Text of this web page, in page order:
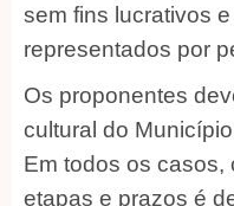
sem fins lucrativos
representados por
Os proponentes
cultural do
Em todos os casos,
etapas e prazos é